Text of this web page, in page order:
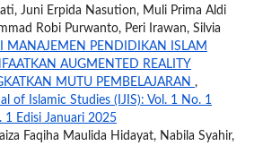
Juni Erpida Nasution, Muli Prima Aldi
Robi Purwanto, Peri Irawan, Silvia
MANAJEMEN PENDIDIKAN ISLAM
AUGMENTED REALITY
MUTU PEMBELAJARAN ,
of Islamic Studies (IJIS): Vol. 1 No. 1
1 Edisi Januari 2025
Faqiha Maulida Hidayat, Nabila Syahir,